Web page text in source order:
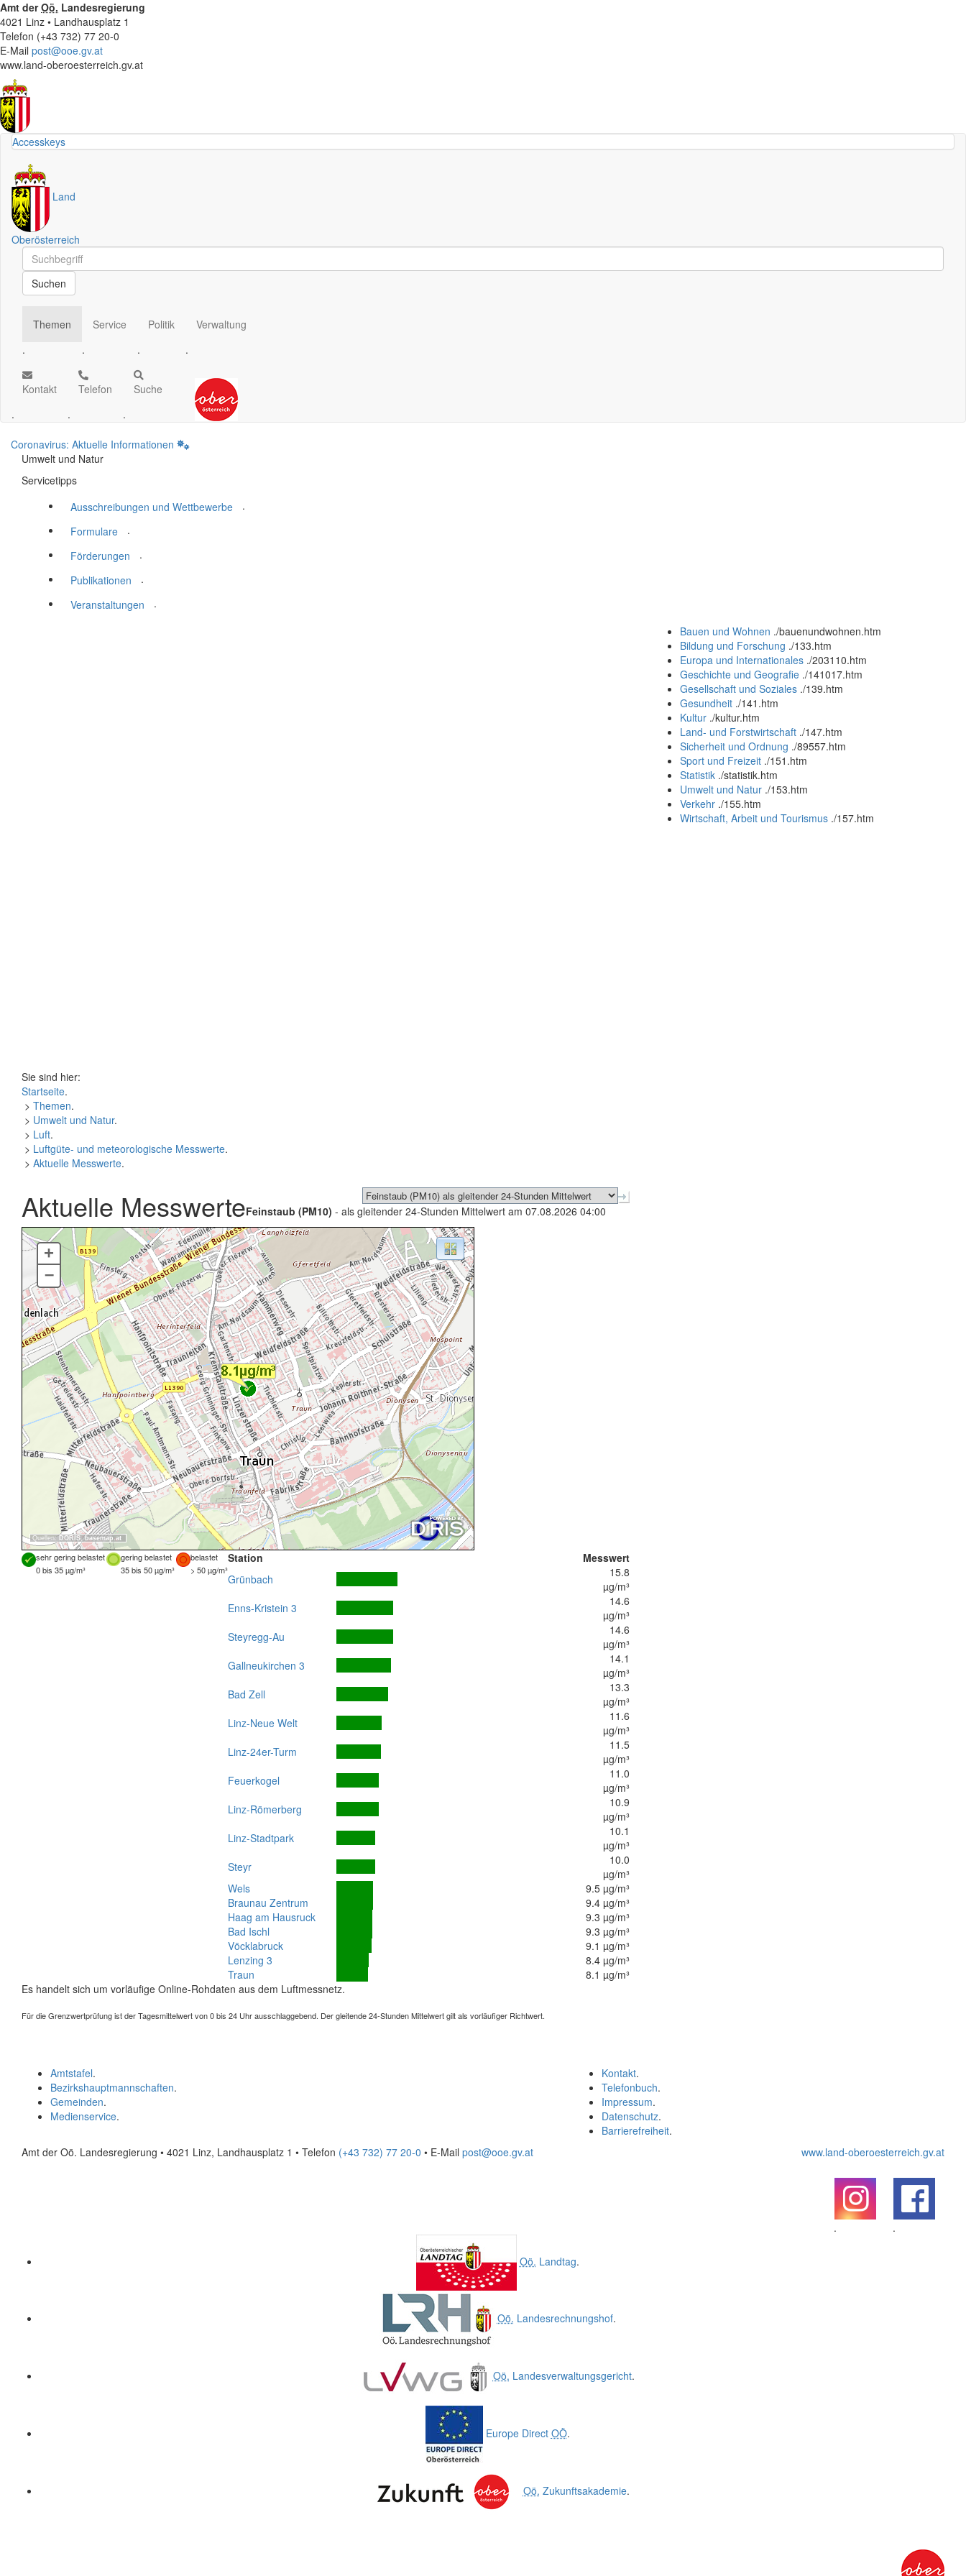
Amt derOö. Landesregierung
4021 Linz • Landhausplatz 1
Telefon (+43 732) 77 20-0
E-Mail post@ooe.gv.at
www.land-oberoesterreich.gv.at
Accesskeys
Land
Oberösterreich
Schnellsuche
Schnellsuche
Suchen
Themen
.
Service
.
Politik
.
Verwaltung
.
Kontakt
.
Telefon
.
Suche
.
Coronavirus: Aktuelle Informationen
Umwelt und Natur
Servicetipps
Ausschreibungen und Wettbewerbe
.
Formulare
.
Förderungen
.
Publikationen
.
Veranstaltungen
.
Bauen und Wohnen ./bauenundwohnen.htm
Bildung und Forschung ./133.htm
Europa und Internationales ./203110.htm
Geschichte und Geografie ./141017.htm
Gesellschaft und Soziales ./139.htm
Gesundheit ./141.htm
Kultur ./kultur.htm
Land- und Forstwirtschaft ./147.htm
Sicherheit und Ordnung ./89557.htm
Sport und Freizeit ./151.htm
Statistik ./statistik.htm
Umwelt und Natur ./153.htm
Verkehr ./155.htm
Wirtschaft, Arbeit und Tourismus ./157.htm
Sie sind hier:
Startseite.
> Themen.
> Umwelt und Natur.
> Luft.
> Luftgüte- und meteorologische Messwerte.
> Aktuelle Messwerte.
Aktuelle MesswerteFeinstaub (PM10) - als gleitender 24-Stunden Mittelwert am 07.08.2026 04:00
Quellen: DORIS, basemap.at
+
–
sehr gering belastet gering belastet
belastet
0 bis 35 µg/m³
35 bis 50 µg/m³ > 50 µg/m³
Station
Messwert
Grünbach
15.8
µg/m³
Enns-Kristein 3
14.6
µg/m³
Steyregg-Au
14.6
µg/m³
Gallneukirchen 3
14.1
µg/m³
Bad Zell
13.3
µg/m³
Linz-Neue Welt
11.6
µg/m³
Linz-24er-Turm
11.5
µg/m³
Feuerkogel
11.0
µg/m³
Linz-Römerberg
10.9
µg/m³
Linz-Stadtpark
10.1
µg/m³
Steyr
10.0
µg/m³
Wels
9.5 µg/m³
Braunau Zentrum
9.4 µg/m³
Haag am Hausruck
9.3 µg/m³
Bad Ischl
9.3 µg/m³
Vöcklabruck
9.1 µg/m³
Lenzing 3
8.4 µg/m³
Traun
8.1 µg/m³
Es handelt sich um vorläufige Online-Rohdaten aus dem Luftmessnetz.
Für die Grenzwertprüfung ist der Tagesmittelwert von 0 bis 24 Uhr ausschlaggebend. Der gleitende 24-Stunden Mittelwert gilt als vorläufiger Richtwert.
Kontakt.
Telefonbuch.
Impressum.
Datenschutz.
Barrierefreiheit.
Amtstafel.
Bezirkshauptmannschaften.
Gemeinden.
Medienservice.
Amt der Oö. Landesregierung • 4021 Linz, Landhausplatz 1 • Telefon (+43 732) 77 20-0 • E-Mail post@ooe.gv.at www.land-oberoesterreich.gv.at
.
.
Oö. Landtag.
Oö. Landesrechnungshof.
Oö. Landesverwaltungsgericht.
Europe Direct OÖ.
Oö. Zukunftsakademie.